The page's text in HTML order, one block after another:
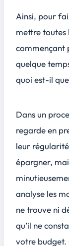
Ainsi, pour
mettre toutes
commençant
quelque
quoi est-il
Dans un
regarde en
leur
épargner,
analyse les
ne trouve ni
qu’il ne
votre budget.